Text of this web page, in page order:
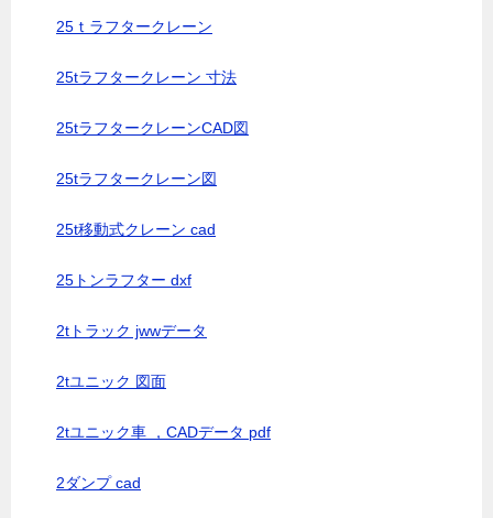
25ｔラフタークレーン
25tラフタークレーン 寸法
25tラフタークレーンCAD図
25tラフタークレーン図
25t移動式クレーン cad
25トンラフター dxf
2tトラック jwwデータ
2tユニック 図面
2tユニック車 ，CADデータ pdf
2ダンプ cad